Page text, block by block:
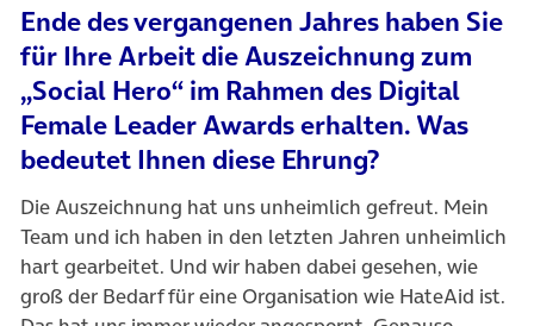
Ende des vergangenen Jahres haben Sie
für Ihre Arbeit die Auszeichnung zum
„Social Hero“ im Rahmen des Digital
Female Leader Awards erhalten. Was
bedeutet Ihnen diese Ehrung?
Die Auszeichnung hat uns unheimlich gefreut. Mein
Team und ich haben in den letzten Jahren unheimlich
hart gearbeitet. Und wir haben dabei gesehen, wie
groß der Bedarf für eine Organisation wie HateAid ist.